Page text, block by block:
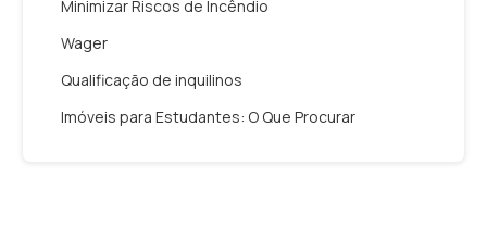
Minimizar Riscos de Incêndio
Wager
Qualificação de inquilinos
Imóveis para Estudantes: O Que Procurar